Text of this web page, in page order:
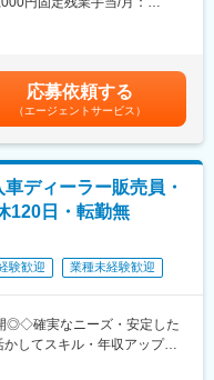
等のIT活用による仕事の効
徴です！
中堅～ベテランまでバラン
男性育休取得率75%
に、釘、針金等の鉄鋼二次
ねる」営業です
すぐに販売に結び付くこと
消耗品の提案、中古機械の
ヒアリング
がら信頼関係を築いていき
円）※賞与賞与は1～2年目
おりません。年3回（前年度
も目安の金額であり、選考を
給(月額)は固定手当を含めた
応募依頼する
（エージェントサービス）
ディーラー販売員・
120日・転勤無
験歓迎 業種未経験歓迎
◎◇確実なニーズ・安定した
してスキル・年収アップ／